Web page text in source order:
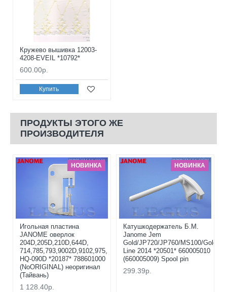
Кружево вышивка 12003-
4208-EVEIL *10792*
600.00р.
Купить
ПРОДУКТЫ ЭТОГО ЖЕ
ПРОИЗВОДИТЕЛЯ
НОВИНКА
Игольная пластина
JANOME оверлок
204D,205D,210D,644D,
714,785,793,9002D,9102,975,
HQ-090D *20187* 788601000
(NoORIGINAL) неоригинал
(Тайвань)
1 128.40р.
НОВИНКА
Катушкодержатель Б.М.
Janome Jem
Gold/JP720/JP760/MS100/Gold
Line 2014 *20501* 660005010
(660005009) Spool pin
299.39р.